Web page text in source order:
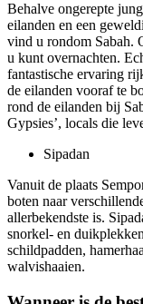
Behalve ongerepte
eilanden en een
vind u rondom Sabah.
u kunt overnachten.
fantastische ervaring
de eilanden vooraf te
rond de eilanden bij
Gypsies’, locals die
Sipadan
Vanuit de plaats
boten naar
allerbekendste is.
snorkel- en
schildpadden,
walvishaaien.